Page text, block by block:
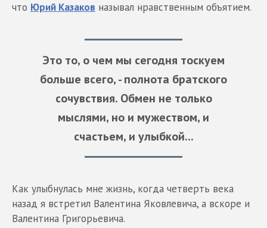
что Юрий Казаков называл нравственным объятием.
Это то, о чем мы сегодня тоскуем
больше всего, - полнота братского
сочувствия. Обмен не только
мыслями, но и мужеством, и
счастьем, и улыбкой...
Как улыбнулась мне жизнь, когда четверть века
назад я встретил Валентина Яковлевича, а вскоре и
Валентина Григорьевича.